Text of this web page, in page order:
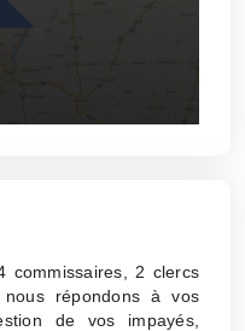
commissaires, 2 clercs
répondons à vos
de vos impayés,